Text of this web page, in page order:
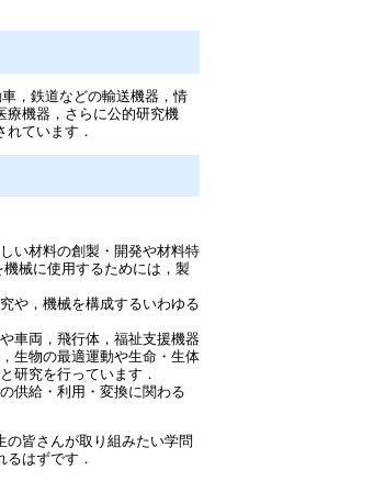
，鉄道などの輸送機器，情
療機器，さらに公的研究機
ています．
い材料の創製・開発や材料特
械に使用するためには，製
や，機械を構成するいわゆる
車両，飛行体，福祉支援機器
生物の最適運動や生命・生体
研究を行っています．
供給・利用・変換に関わる
皆さんが取り組みたい学問
はずです．